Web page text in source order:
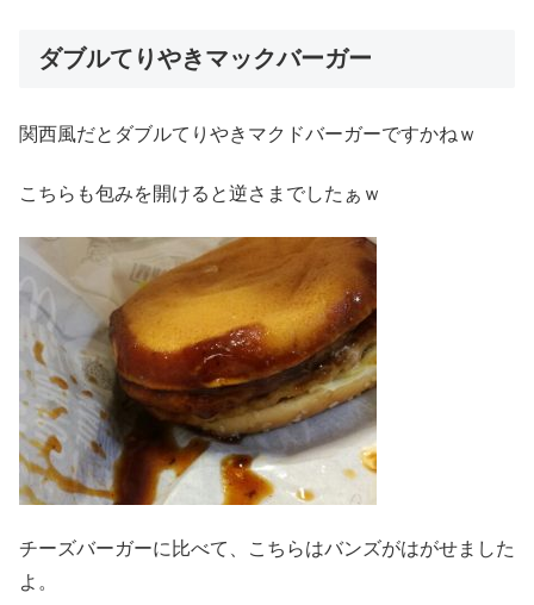
ダブルてりやきマックバーガー
関西風だとダブルてりやきマクドバーガーですかねｗ
こちらも包みを開けると逆さまでしたぁｗ
チーズバーガーに比べて、こちらはバンズがはがせました
よ。